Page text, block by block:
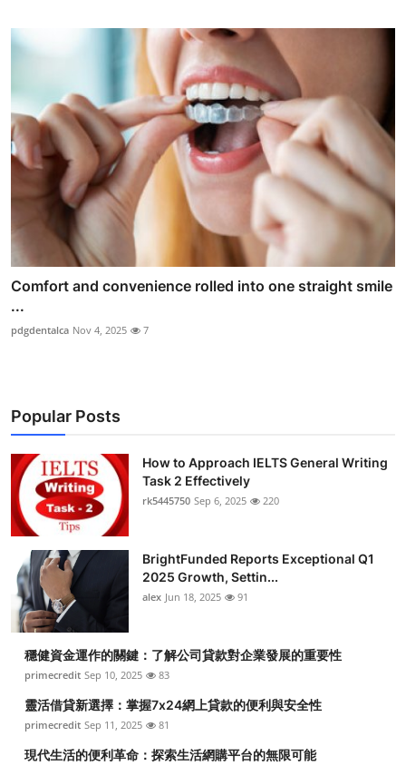
Comfort and convenience rolled into one straight smile
...
pdgdentalca Nov 4, 2025 7
Popular Posts
How to Approach IELTS General Writing
Task 2 Effectively
rk5445750 Sep 6, 2025 220
BrightFunded Reports Exceptional Q1
2025 Growth, Settin...
alex Jun 18, 2025 91
穩健資金運作的關鍵：了解公司貸款對企業發展的重要性
primecredit Sep 10, 2025 83
靈活借貸新選擇：掌握7x24網上貸款的便利與安全性
primecredit Sep 11, 2025 81
現代生活的便利革命：探索生活網購平台的無限可能